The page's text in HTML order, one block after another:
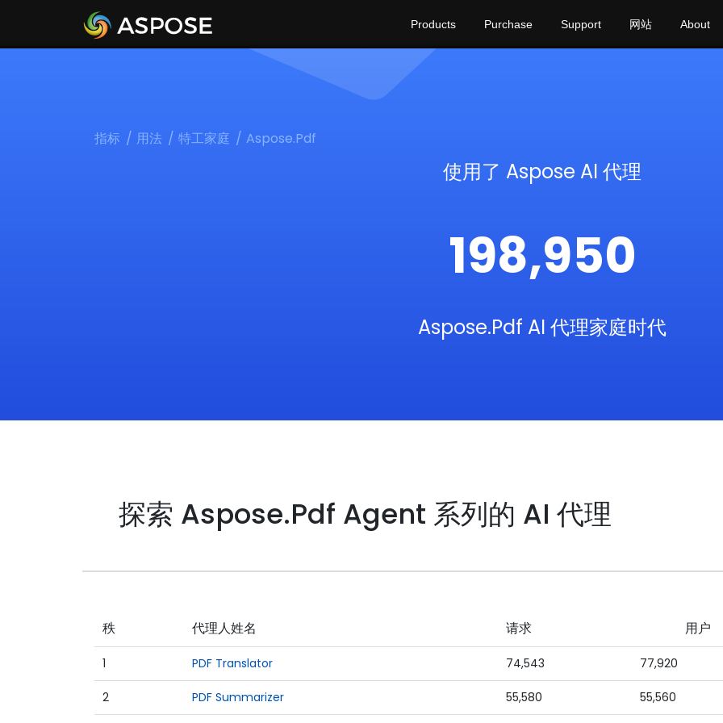
Products Purchase Support 网站 About
指标 用法 特工家庭 Aspose.Pdf
使用了 Aspose AI 代理
198,950
Aspose.Pdf AI 代理家庭时代
探索 Aspose.Pdf Agent 系列的 AI 代理
秩 代理人姓名 请求 用户
1 PDF Translator 74,543 77,920
2 PDF Summarizer 55,580 55,560